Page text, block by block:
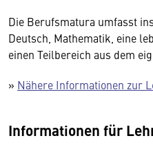
Die Berufsmatura umfasst
Deutsch, Mathematik, eine
einen Teilbereich aus dem
» Nähere Informationen zur
Informationen für